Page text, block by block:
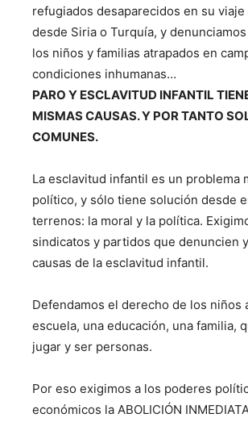
refugiados desaparecidos en su viaje
desde Siria o Turquía, y
los niños y familias atrapados en
condiciones inhumanas…
PARO Y ESCLAVITUD INFANTIL
MISMAS CAUSAS. Y POR TANTO
COMUNES.
La esclavitud infantil es un problema
político, y sólo tiene solución desde
terrenos: la moral y la política.
sindicatos y partidos que denuncien
causas de la esclavitud infantil.
Defendamos el derecho de los niños
escuela, una educación, una familia,
jugar y ser personas.
Por eso exigimos a los poderes
económicos la ABOLICIÓN